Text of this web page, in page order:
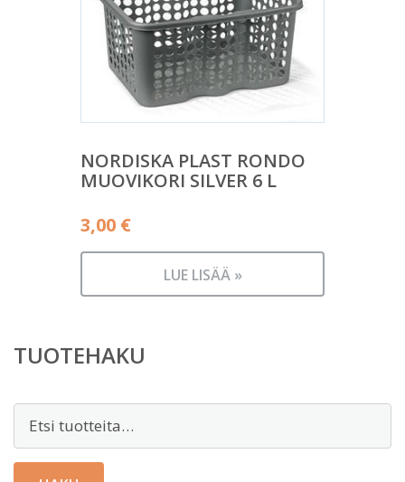
NORDISKA PLAST RONDO
MUOVIKORI SILVER 6 L
3,00 €
LUE LISÄÄ »
TUOTEHAKU
Etsi: